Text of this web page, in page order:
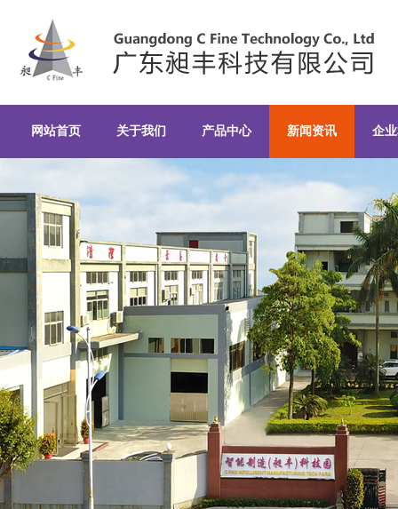
生产型的密炼机有什么特点？-行
广东昶丰科技有限公司
网站首页 关于我们 产品中心 新闻资讯 企